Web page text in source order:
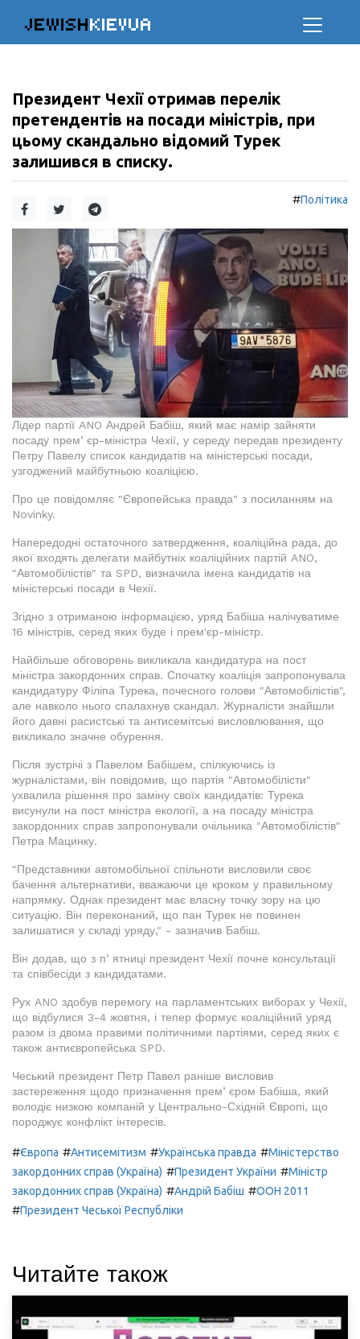
JEWISHKIEVUA
Президент Чехії отримав перелік
претендентів на посади міністрів, при
цьому скандально відомий Турек
залишився в списку.
#Політика
Лідер партії ANO Андрей Бабіш, який має намір зайняти
посаду премʼєр-міністра Чехії, у середу передав президенту
Петру Павелу список кандидатів на міністерські посади,
узгоджений майбутньою коаліцією.
Про це повідомляє "Європейська правда" з посиланням на
Novinky.
Напередодні остаточного затвердження, коаліційна рада, до
якої входять делегати майбутніх коаліційних партій ANO,
"Автомобілістів" та SPD, визначила імена кандидатів на
міністерські посади в Чехії.
Згідно з отриманою інформацією, уряд Бабіша налічуватиме
16 міністрів, серед яких буде і прем'єр-міністр.
Найбільше обговорень викликала кандидатура на пост
міністра закордонних справ. Спочатку коаліція запропонувала
кандидатуру Філіпа Турека, почесного голови "Автомобілістів",
але навколо нього спалахнув скандал. Журналісти знайшли
його давні расистські та антисемітські висловлювання, що
викликало значне обурення.
Після зустрічі з Павелом Бабішем, спілкуючись із
журналістами, він повідомив, що партія "Автомобілісти"
ухвалила рішення про заміну своїх кандидатів: Турека
висунули на пост міністра екології, а на посаду міністра
закордонних справ запропонували очільника "Автомобілістів"
Петра Мацинку.
"Представники автомобільної спільноти висловили своє
бачення альтернативи, вважаючи це кроком у правильному
напрямку. Однак президент має власну точку зору на цю
ситуацію. Він переконаний, що пан Турек не повинен
залишатися у складі уряду," - зазначив Бабіш.
Він додав, що з пʼятниці президент Чехії почне консультації
та співбесіди з кандидатами.
Рух ANO здобув перемогу на парламентських виборах у Чехії,
що відбулися 3-4 жовтня, і тепер формує коаліційний уряд
разом із двома правими політичними партіями, серед яких є
також антиєвропейська SPD.
Чеський президент Петр Павел раніше висловив
застереження щодо призначення премʼєром Бабіша, який
володіє низкою компаній у Центрально-Східній Європі, що
породжує конфлікт інтересів.
#Європа #Антисемітизм #Українська правда #Міністерство
закордонних справ (Україна) #Президент України #Міністр
закордонних справ (Україна) #Андрій Бабіш #ООН 2011
#Президент Чеської Республіки
Читайте також